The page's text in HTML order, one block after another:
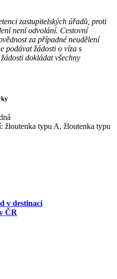
zastupitelských úřadů, proti
není odvolání. Cestovní
za případné neudělení
podávat žádosti o víza s
dokládat všechny
žloutenka typu A, žloutenka typu
v destinaci
ČR